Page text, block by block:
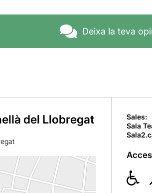
Deixa la teva
del Llobregat
Sales:
Sala